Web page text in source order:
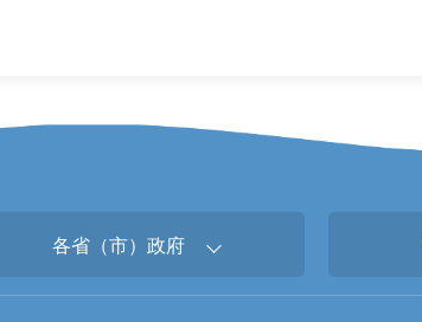
各省（市）政府